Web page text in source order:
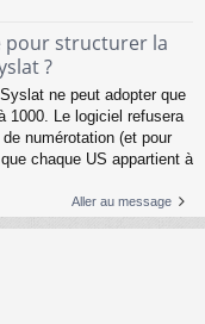
pour structurer la
?
ne peut adopter que
1000. Le logiciel refusera
numérotation (et pour
chaque US appartient à
Aller au message